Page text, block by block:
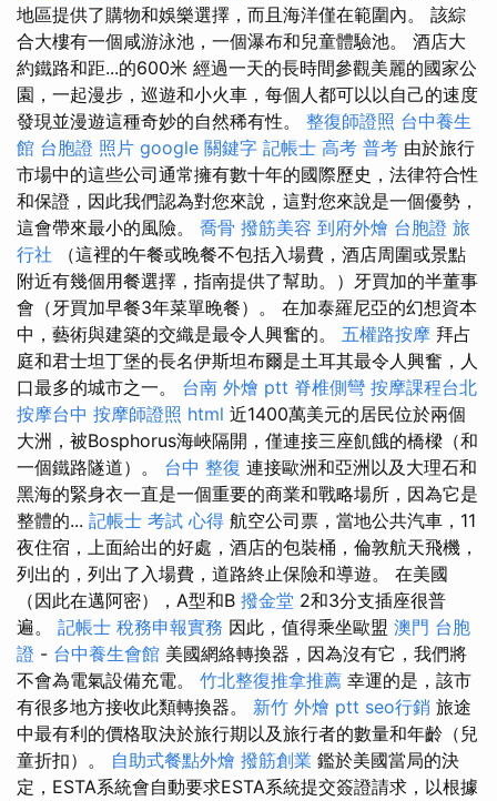
地區提供了購物和娛樂選擇，而且海洋僅在範圍內。 該綜
合大樓有一個咸游泳池，一個瀑布和兒童體驗池。 酒店大
約鐵路和距...的600米 經過一天的長時間參觀美麗的國家公
園，一起漫步，巡遊和小火車，每個人都可以以自己的速度
發現並漫遊這種奇妙的自然稀有性。 整復師證照 台中養生
館 台胞證 照片 google 關鍵字 記帳士 高考 普考 由於旅行
市場中的這些公司通常擁有數十年的國際歷史，法律符合性
和保證，因此我們認為對您來說，這對您來說是一個優勢，
這會帶來最小的風險。 喬骨 撥筋美容 到府外燴 台胞證 旅
行社 （這裡的午餐或晚餐不包括入場費，酒店周圍或景點
附近有幾個用餐選擇，指南提供了幫助。）牙買加的半董事
會（牙買加早餐3年菜單晚餐）。 在加泰羅尼亞的幻想資本
中，藝術與建築的交織是最令人興奮的。 五權路按摩 拜占
庭和君士坦丁堡的長名伊斯坦布爾是土耳其最令人興奮，人
口最多的城市之一。 台南 外燴 ptt 脊椎側彎 按摩課程台北
按摩台中 按摩師證照 html 近1400萬美元的居民位於兩個
大洲，被Bosphorus海峽隔開，僅連接三座飢餓的橋樑（和
一個鐵路隧道）。 台中 整復 連接歐洲和亞洲以及大理石和
黑海的緊身衣一直是一個重要的商業和戰略場所，因為它是
整體的... 記帳士 考試 心得 航空公司票，當地公共汽車，11
夜住宿，上面給出的好處，酒店的包裝桶，倫敦航天飛機，
列出的，列出了入場費，道路終止保險和導遊。 在美國
（因此在邁阿密），A型和B 撥金堂 2和3分支插座很普
遍。 記帳士 稅務申報實務 因此，值得乘坐歐盟 澳門 台胞
證 - 台中養生會館 美國網絡轉換器，因為沒有它，我們將
不會為電氣設備充電。 竹北整復推拿推薦 幸運的是，該市
有很多地方接收此類轉換器。 新竹 外燴 ptt seo行銷 旅途
中最有利的價格取決於旅行期以及旅行者的數量和年齡（兒
童折扣）。 自助式餐點外燴 撥筋創業 鑑於美國當局的決
定，ESTA系統會自動要求ESTA系統提交簽證請求，以根據